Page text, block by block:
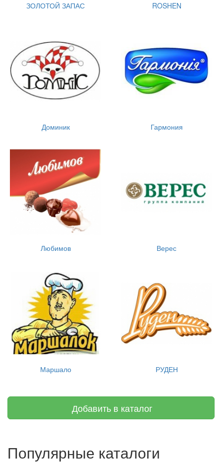
ЗОЛОТОЙ ЗАПАС ROSHEN
Доминик Гармония
Любимов Верес
Маршало РУДЕН
Добавить в каталог
Популярные каталоги